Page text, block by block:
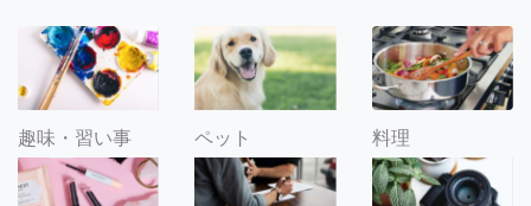
趣味・習い事 ペット 料理